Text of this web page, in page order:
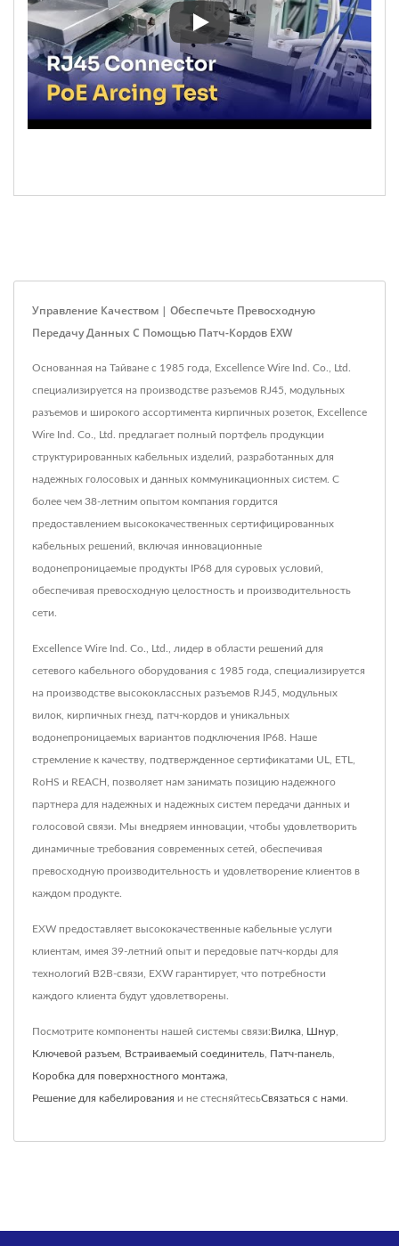
Испытание на дуговой
Управление Качеством | Обеспечьте Превосходную
Передачу Данных С Помощью Патч-Кордов EXW
Основанная на Тайване с 1985 года, Excellence Wire Ind. Co., Ltd.
специализируется на производстве разъемов RJ45, модульных
разъемов и широкого ассортимента кирпичных розеток, Excellence
Wire Ind. Co., Ltd. предлагает полный портфель продукции
структурированных кабельных изделий, разработанных для
надежных голосовых и данных коммуникационных систем. С
более чем 38-летним опытом компания гордится
предоставлением высококачественных сертифицированных
кабельных решений, включая инновационные
водонепроницаемые продукты IP68 для суровых условий,
обеспечивая превосходную целостность и производительность
сети.
Excellence Wire Ind. Co., Ltd., лидер в области решений для
сетевого кабельного оборудования с 1985 года, специализируется
на производстве высококлассных разъемов RJ45, модульных
вилок, кирпичных гнезд, патч-кордов и уникальных
водонепроницаемых вариантов подключения IP68. Наше
стремление к качеству, подтвержденное сертификатами UL, ETL,
RoHS и REACH, позволяет нам занимать позицию надежного
партнера для надежных и надежных систем передачи данных и
голосовой связи. Мы внедряем инновации, чтобы удовлетворить
динамичные требования современных сетей, обеспечивая
превосходную производительность и удовлетворение клиентов в
каждом продукте.
EXW предоставляет высококачественные кабельные услуги
клиентам, имея 39-летний опыт и передовые патч-корды для
технологий B2B-связи, EXW гарантирует, что потребности
каждого клиента будут удовлетворены.
Посмотрите компоненты нашей системы связи:Вилка Шнур
Ключевой разъем Встраиваемый соединитель Патч-панель
Коробка для поверхностного монтажа
Решение для кабелирования и не стесняйтесьСвязаться с нами